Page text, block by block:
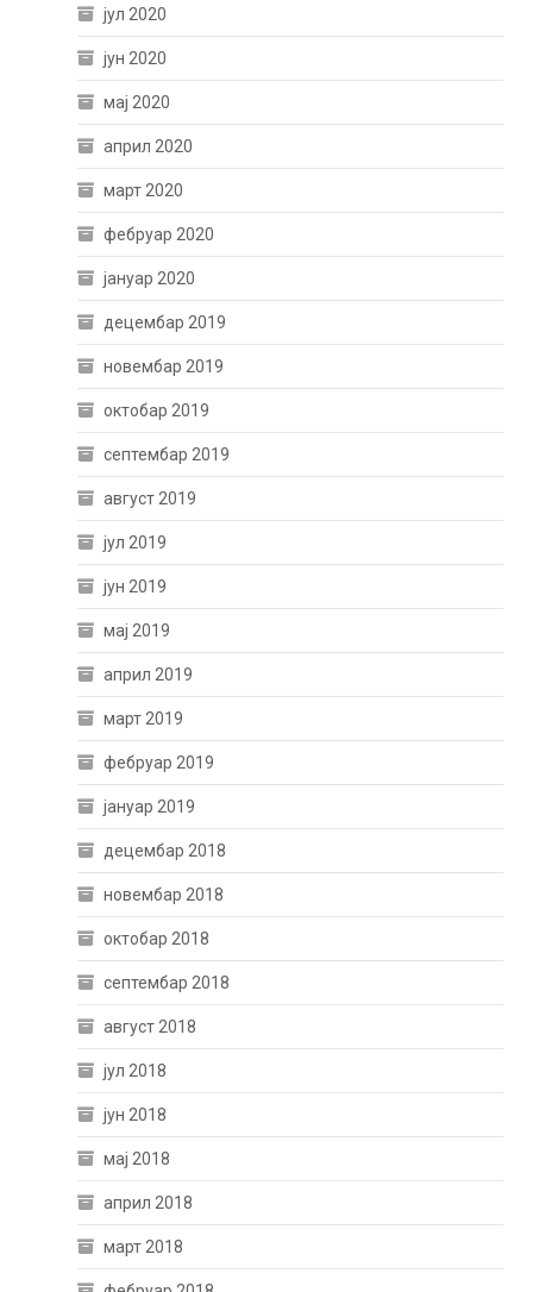
јул 2020
јун 2020
мај 2020
април 2020
март 2020
фебруар 2020
јануар 2020
децембар 2019
новембар 2019
октобар 2019
септембар 2019
август 2019
јул 2019
јун 2019
мај 2019
април 2019
март 2019
фебруар 2019
јануар 2019
децембар 2018
новембар 2018
октобар 2018
септембар 2018
август 2018
јул 2018
јун 2018
мај 2018
април 2018
март 2018